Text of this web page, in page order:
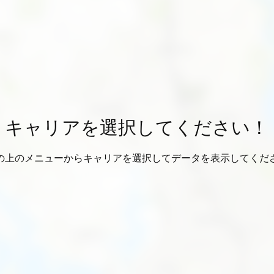
キャリアを選択してください！
上のメニューからキャリアを選択してデータを表示してくだ